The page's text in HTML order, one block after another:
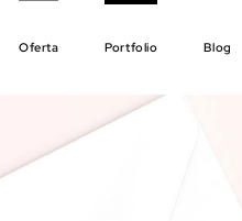
Oferta Portfolio Blog